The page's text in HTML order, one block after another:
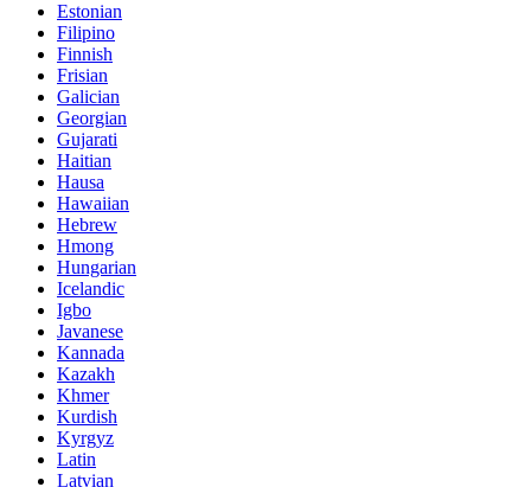
Estonian
Filipino
Finnish
Frisian
Galician
Georgian
Gujarati
Haitian
Hausa
Hawaiian
Hebrew
Hmong
Hungarian
Icelandic
Igbo
Javanese
Kannada
Kazakh
Khmer
Kurdish
Kyrgyz
Latin
Latvian